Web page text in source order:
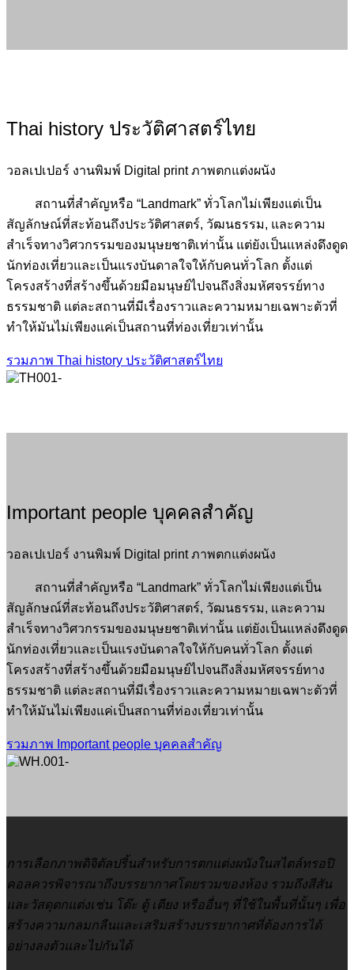
Thai history ประวัติศาสตร์ไทย
วอลเปเปอร์ งานพิมพ์ Digital print ภาพตกแต่งผนัง
สถานที่สำคัญหรือ “Landmark” ทั่วโลกไม่เพียงแต่เป็น
สัญลักษณ์ที่สะท้อนถึงประวัติศาสตร์, วัฒนธรรม, และความ
สำเร็จทางวิศวกรรมของมนุษยชาติเท่านั้น แต่ยังเป็นแหล่งดึงดูด
นักท่องเที่ยวและเป็นแรงบันดาลใจให้กับคนทั่วโลก ตั้งแต่
โครงสร้างที่สร้างขึ้นด้วยมือมนุษย์ไปจนถึงสิ่งมหัศจรรย์ทาง
ธรรมชาติ แต่ละสถานที่มีเรื่องราวและความหมายเฉพาะตัวที่
ทำให้มันไม่เพียงแค่เป็นสถานที่ท่องเที่ยวเท่านั้น
รวมภาพ Thai history ประวัติศาสตร์ไทย
Important people บุคคลสำคัญ
วอลเปเปอร์ งานพิมพ์ Digital print ภาพตกแต่งผนัง
สถานที่สำคัญหรือ “Landmark” ทั่วโลกไม่เพียงแต่เป็น
สัญลักษณ์ที่สะท้อนถึงประวัติศาสตร์, วัฒนธรรม, และความ
สำเร็จทางวิศวกรรมของมนุษยชาติเท่านั้น แต่ยังเป็นแหล่งดึงดูด
นักท่องเที่ยวและเป็นแรงบันดาลใจให้กับคนทั่วโลก ตั้งแต่
โครงสร้างที่สร้างขึ้นด้วยมือมนุษย์ไปจนถึงสิ่งมหัศจรรย์ทาง
ธรรมชาติ แต่ละสถานที่มีเรื่องราวและความหมายเฉพาะตัวที่
ทำให้มันไม่เพียงแค่เป็นสถานที่ท่องเที่ยวเท่านั้น
รวมภาพ Important people บุคคลสำคัญ
การเลือกภาพดิจิตัลปริ้นสำหรับการตกแต่งผนังในสไตล์ทรอปิ
คอลควรพิจารณาถึงบรรยากาศโดยรวมของห้อง รวมถึงสีสัน
และวัสดุตกแต่งเช่น โต๊ะ ตู้ เตียง หรืออื่นๆ ที่ใช้ในพื้นที่นั้นๆ เพื่อ
สร้างความกลมกลืนและเสริมสร้างบรรยากาศที่ต้องการได้
อย่างลงตัวและไปกันได้